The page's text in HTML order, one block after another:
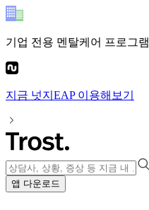
기업 전용 멘탈케어 프로그램
지금 넛지EAP이용해보기
앱 다운로드